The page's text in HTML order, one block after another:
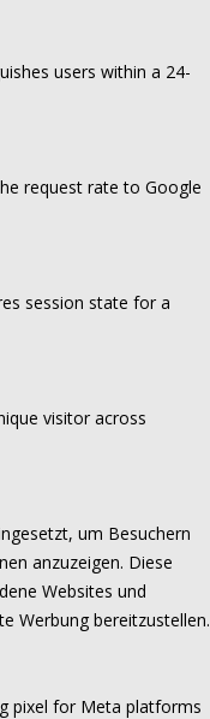
users within a 24-
request rate to Google
session state for a
visitor across
um Besuchern
anzuzeigen. Diese
Websites und
Werbung bereitzustellen.
pixel for Meta platforms